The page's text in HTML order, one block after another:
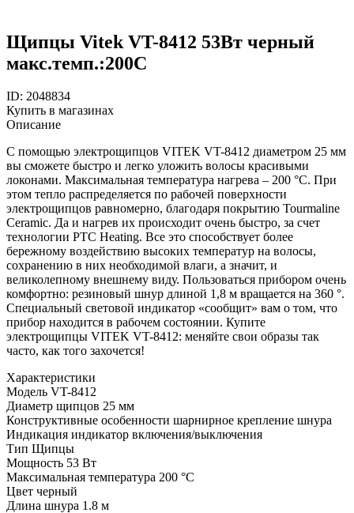
Щипцы Vitek VT-8412 53Вт черный
макс.темп.:200С
ID: 2048834
Купить в магазинах
Описание
С помощью электрощипцов VITEK VT-8412 диаметром 25 мм
вы сможете быстро и легко уложить волосы красивыми
локонами. Максимальная температура нагрева – 200 °C. При
этом тепло распределяется по рабочей поверхности
электрощипцов равномерно, благодаря покрытию Tourmaline
Ceramic. Да и нагрев их происходит очень быстро, за счет
технологии PTC Heating. Все это способствует более
бережному воздействию высоких температур на волосы,
сохранению в них необходимой влаги, а значит, и
великолепному внешнему виду. Пользоваться прибором очень
комфортно: резиновый шнур длиной 1,8 м вращается на 360 °.
Специальный световой индикатор «сообщит» вам о том, что
прибор находится в рабочем состоянии. Купите
электрощипцы VITEK VT-8412: меняйте свои образы так
часто, как того захочется!
Характеристики
Модель VT-8412
Диаметр щипцов 25 мм
Конструктивные особенности шарнирное крепление шнура
Индикация индикатор включения/выключения
Тип Щипцы
Мощность 53 Вт
Максимальная температура 200 °С
Цвет черный
Длина шнура 1.8 м